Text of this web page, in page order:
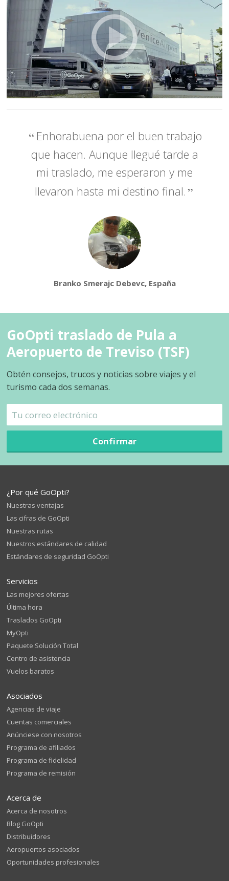
Enhorabuena por el buen trabajo
que hacen. Aunque llegué tarde a
mi traslado, me esperaron y me
llevaron hasta mi destino final.
Branko Smerajc Debevc, España
GoOpti traslado de Pula a
Aeropuerto de Treviso (TSF)
Obtén consejos, trucos y noticias sobre viajes y el
turismo cada dos semanas.
Confirmar
¿Por qué GoOpti?
Nuestras ventajas
Las cifras de GoOpti
Nuestras rutas
Nuestros estándares de calidad
Estándares de seguridad GoOpti
Servicios
Las mejores ofertas
Última hora
Traslados GoOpti
MyOpti
Paquete Solución Total
Centro de asistencia
Vuelos baratos
Asociados
Agencias de viaje
Cuentas comerciales
Anúnciese con nosotros
Programa de afiliados
Programa de fidelidad
Programa de remisión
Acerca de
Acerca de nosotros
Blog GoOpti
Distribuidores
Aeropuertos asociados
Oportunidades profesionales